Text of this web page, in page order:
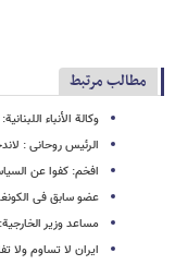
مطالب مرتبط
وکالة الأنباء
الرئیس روحانی :
افخم: کفوا عن
عضو سابق فی
مساعد وزیر
ایران لا تساوم ولا